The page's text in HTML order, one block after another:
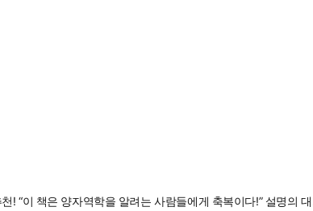
책은 양자역학을 알려는 사람들에게 축복이다!” 설명의